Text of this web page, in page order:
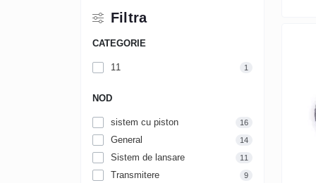
Filtra
CATEGORIE
11 1
NOD
sistem cu piston 16
General 14
Sistem de lansare 11
Transmitere 9